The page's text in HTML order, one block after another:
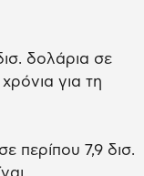
δολάρια σε
για τη
περίπου 7,9 δισ.